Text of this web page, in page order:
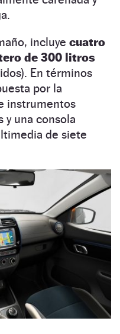
incluye cuatro
de 300 litros
En términos
por la
instrumentos
y una consola
de siete